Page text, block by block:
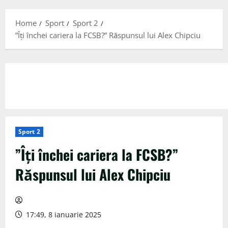
Home
Sport
Sport 2
”Îți închei cariera la FCSB?” Răspunsul lui Alex Chipciu
Sport 2
”Îți închei cariera la FCSB?”
Răspunsul lui Alex Chipciu
17:49, 8 ianuarie 2025